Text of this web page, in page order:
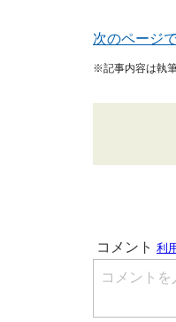
次のページ
※記事内容は執